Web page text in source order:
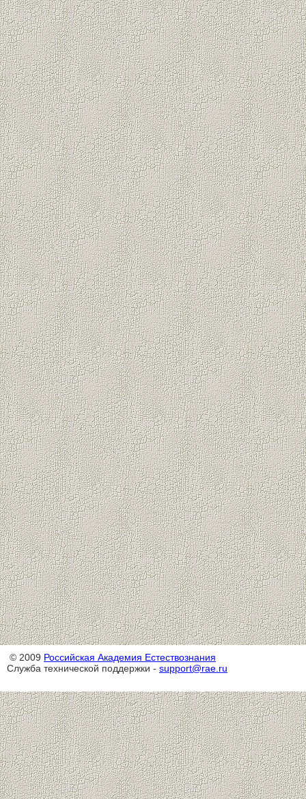
© 2009 Российская Академия Естествознания
Служба технической поддержки - support@rae.ru